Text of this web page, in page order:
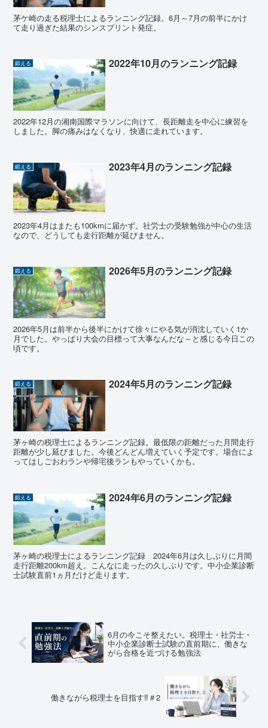
茅ケ崎の走る税理士によるランニング記録。6月～7月の前半にかけ
て走り過ぎた結果のシンスプリント発症。
鍛える 2022年10月のランニング記録
2022年12月の湘南国際マラソンに向けて、長距離走を中心に練習を
しました。脚の痛みはなくなり、快適に走れています。
鍛える 2023年4月のランニング記録
2023年4月はまたも100kmに届かず。社労士の受験勉強が中心の生活
なので、どうしても走行距離が延びません。
鍛える 2026年5月のランニング記録
2026年5月は前半から後半にかけて徐々にやる気が消沈していく1か
月でした。やっぱり大会の目標って大事なんだな～と感じる今日この
頃です。
鍛える 2024年5月のランニング記録
茅ヶ崎の税理士によるランニング記録。最低限の距離だった月間走行
距離が少し延びました。今後どんどん増えていく予定です。場合によ
ってはしごおわランや帰宅後ランもやっていくかも。
鍛える 2024年6月のランニング記録
茅ヶ崎の税理士によるランニング記録 2024年6月は久しぶりに月間
走行距離200km超え。こんなに走ったの久しぶりです。中小企業診断
士試験直前1ヵ月だけど走ります。
6月の今こそ整えたい。税理士・社労士・
中小企業診断士試験の直前期に、働きな
がら合格を近づける勉強法
働きながら税理士を目指す‼＃2